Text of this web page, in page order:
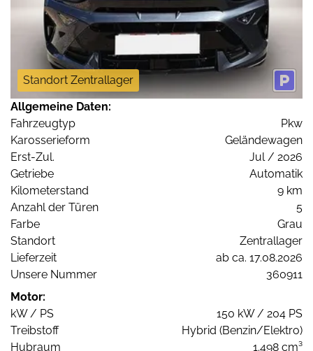
Standort Zentrallager
Allgemeine Daten:
Fahrzeugtyp
Pkw
Karosserieform
Geländewagen
Erst-Zul.
Jul / 2026
Getriebe
Automatik
Kilometerstand
9 km
Anzahl der Türen
5
Farbe
Grau
Standort
Zentrallager
Lieferzeit
ab ca. 17.08.2026
Unsere Nummer
360911
Motor:
kW / PS
150 kW / 204 PS
Treibstoff
Hybrid (Benzin/Elektro)
Hubraum
1.498 cm³